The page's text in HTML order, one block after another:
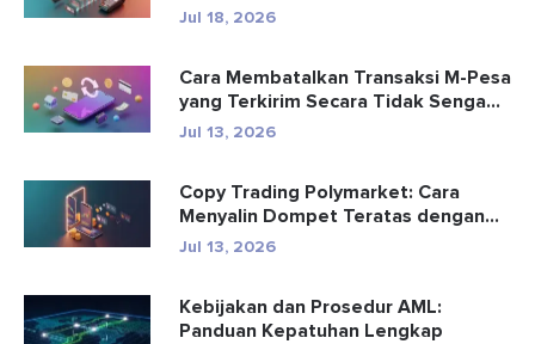
Jul 18, 2026
Cara Membatalkan Transaksi M-Pesa
yang Terkirim Secara Tidak Senga...
Jul 13, 2026
Copy Trading Polymarket: Cara
Menyalin Dompet Teratas dengan
Aman
Jul 13, 2026
Kebijakan dan Prosedur AML:
Panduan Kepatuhan Lengkap